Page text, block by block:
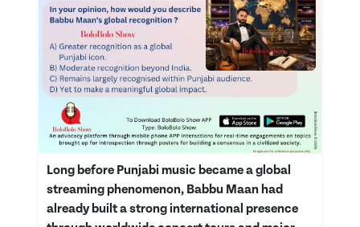
Long before Punjabi music became a global
streaming phenomenon, Babbu Maan had
already built a strong international presence